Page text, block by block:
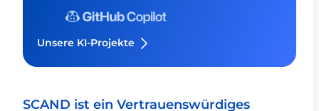
Unsere KI-Projekte
SCAND ist ein Vertrauenswürdiges